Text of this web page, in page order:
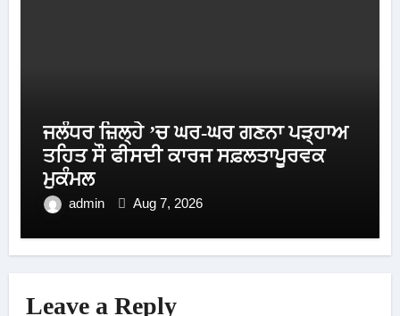
ਜਲੰਧਰ ਜ਼ਿਲ੍ਹੇ ’ਚ ਘਰ-ਘਰ ਗਣਨਾ ਪੜ੍ਹਾਅ
ਤਹਿਤ ਸੌ ਫੀਸਦੀ ਕਾਰਜ ਸਫ਼ਲਤਾਪੂਰਵਕ
ਮੁਕੰਮਲ
admin Aug 7, 2026
Leave a Reply